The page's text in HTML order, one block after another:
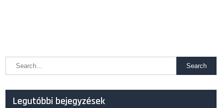
Legutóbbi bejegyzések